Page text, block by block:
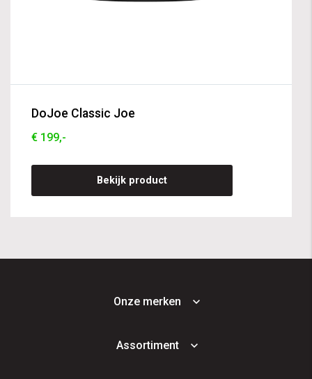
DoJoe Classic Joe
€ 199,-
Bekijk product
Onze merken
Assortiment